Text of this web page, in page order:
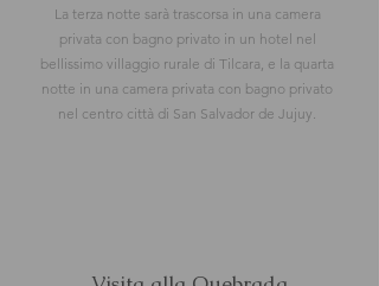
La terza notte sarà trascorsa in una camera
privata con bagno privato in un hotel nel
bellissimo villaggio rurale di Tilcara, e la quarta
notte in una camera privata con bagno privato
nel centro città di San Salvador de Jujuy.